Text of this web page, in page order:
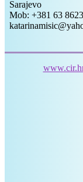
Sarajevo
Mob: +381 63